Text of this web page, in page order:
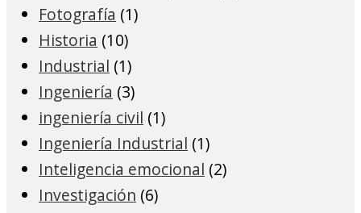
Fotografía (1)
Historia (10)
Industrial (1)
Ingeniería (3)
ingeniería civil (1)
Ingeniería Industrial (1)
Inteligencia emocional (2)
Investigación (6)